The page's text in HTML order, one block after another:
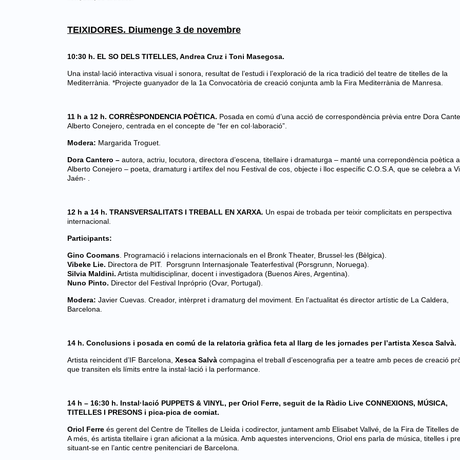
TEIXIDORES. Diumenge 3 de novembre
10:30 h. EL SO DELS TITELLES, Andrea Cruz i Toni Masegosa.
Una instal·lació interactiva visual i sonora, resultat de l’estudi i l’exploració de la rica tradició del teatre de titelles de la
Mediterrània. *Projecte guanyador de la 1a Convocatòria de creació conjunta amb la Fira Mediterrània de Manresa.
11 h a 12 h. CORRÈSPONDENCIA POÈTICA. Posada en comú d’una acció de correspondència prèvia entre Dora
Alberto Conejero, centrada en el concepte de “fer en col·laboració”.
Modera: Margarida Troguet.
Dora Cantero – autora, actriu, locutora, directora d’escena, titellaire i dramaturga – manté una correpondència poètica
Alberto Conejero – poeta, dramaturg i artífex del nou Festival de cos, objecte i lloc específic C.O.S.A, que se celebra a
Jaén- .
12 h a 14 h. TRANSVERSALITATS I TREBALL EN XARXA. Un espai de trobada per teixir complicitats en perspectiva
internacional.
Participants:
Gino Coomans . Programació i relacions internacionals en el Bronk Theater, Brussel·les (Bèlgica).
Vibeke Lie. Directora de PIT. Porsgrunn Internasjonale Teaterfestival (Porsgrunn, Noruega).
Silvia Maldini. Artista multidisciplinar, docent i investigadora (Buenos Aires, Argentina).
Nuno Pinto. Director del Festival Inpróprio (Ovar, Portugal).
Modera: Javier Cuevas. Creador, intèrpret i dramaturg del moviment. En l’actualitat és director artístic de La Caldera,
Barcelona.
14 h. Conclusions i posada en comú de la relatoria gràfica feta al llarg de les jornades per l’artista Xesca Salvà.
Artista reincident d’IF Barcelona, ​​ Xesca Salvà compagina el treball d’escenografia per a teatre amb peces de creació
que transiten els límits entre la instal·lació i la performance.
14 h – 16:30 h. Instal·lació PUPPETS & VINYL, per Oriol Ferre, seguit de la Ràdio Live CONNEXIONS, MÚSICA,
TITELLES I PRESONS i pica-pica de comiat.
Oriol Ferre és gerent del Centre de Titelles de Lleida i codirector, juntament amb Elisabet Vallvé, de la Fira de Titelles de
A més, és artista titellaire i gran aficionat a la música. Amb aquestes intervencions, Oriol ens parla de música, titelles i
situant-se en l’antic centre penitenciari de Barcelona.